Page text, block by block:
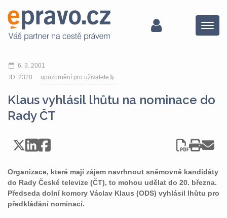
Menu
6. 3. 2001
ID: 2320
upozornění pro uživatele
Klaus vyhlásil lhůtu na nominace do
Rady ČT
Organizace, které mají zájem navrhnout sněmovně kandidáty
do Rady České televize (ČT), to mohou udělat do 20. března.
Předseda dolní komory Václav Klaus (ODS) vyhlásil lhůtu pro
předkládání nominací.